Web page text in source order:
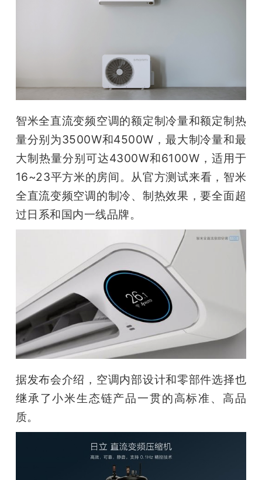
专
题
爱
机
智米全直流变频空调的额定制冷量和额定制热
量分别为3500W和4500W，最大制冷量和最
大制热量分别可达4300W和6100W，适用于
16~23平方米的房间。从官方测试来看，智米
全直流变频空调的制冷、制热效果，要全面超
过日系和国内一线品牌。
据发布会介绍，空调内部设计和零部件选择也
继承了小米生态链产品一贯的高标准、高品
质。